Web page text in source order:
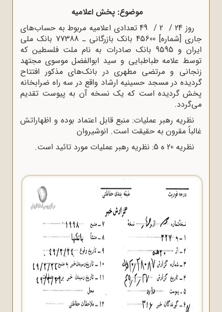
موضوع: پخش اعلامیه
روز 24 / 2 / 49 تعدادی اعلامیه مربوط به حساب‌های
جاری [شماره] 45600 بانک بازرگانی ـ 77388 بانک ملی
ایران و 9595 بانک صادرات به نام ملت فلسطین که
توسط علامه طباطبایی و سید ابوالفضل موسوی مجتهد
زنجانی و مرتضی مطهری در بانک‌های مذکور افتتاح
گردیده در مسجد حسینیه ارشاد واقع در سه ‌راه ضرابخانه
پخش گردیده است که یک نسخه آن به پیوست تقدیم
می‌گردد.
نظریه رهبر عملیات: منبع قابل اعتماد بوده و اظهاراتش
غالباً مقرون به حقیقت است. انوشیروان
نظریه 20 ه‌ 5: نظریه رهبر عملیات مورد تائید است.